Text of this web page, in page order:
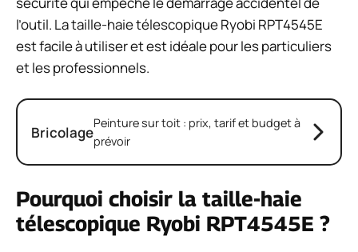
l’outil. La taille-haie télescopique Ryobi RPT4545E
est facile à utiliser et est idéale pour les particuliers
et les professionnels.
BricolagePeinture sur toit : prix, tarif et budget à
prévoir
Pourquoi choisir la taille-haie
télescopique Ryobi RPT4545E ?